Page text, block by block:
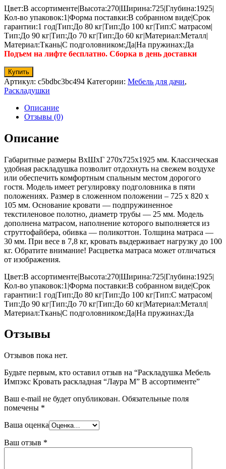
Цвет:В ассортименте|Высота:270|Ширина:725|Глубина:1925|
Кол-во упаковок:1|Форма поставки:В собранном виде|Срок
гарантии:1 год|Тип:До 80 кг|Тип:До 100 кг|Тип:С матрасом|
Тип:До 90 кг|Тип:До 70 кг|Тип:До 60 кг|Материал:Металл|
Материал:Ткань|С подголовником:Да|На пружинах:Да
Подъем на лифте бесплатно. Сборка в день доставки
Купить
Артикул: c5bdbc3bc494 Категории: Мебель для дачи,
Раскладушки
Описание
Отзывы (0)
Описание
Габаритные размеры ВхШхГ 270x725x1925 мм. Классическая
удобная раскладушка позволит отдохнуть на свежем воздухе
или обеспечить комфортным спальным местом дорогого
гостя. Модель имеет регулировку подголовника в пяти
положениях. Размер в сложенном положении – 725 x 820 x
105 мм. Основание кровати — подпружиненное
текстиленовое полотно, диаметр трубы — 25 мм. Модель
дополнена матрасом, наполнение которого выполняется из
струттофайбера, обивка — поликоттон. Толщина матраса —
30 мм. При весе в 7,8 кг, кровать выдерживает нагрузку до 100
кг. Обратите внимание! Расцветка матраса может отличаться
от изображения.
Цвет:В ассортименте|Высота:270|Ширина:725|Глубина:1925|
Кол-во упаковок:1|Форма поставки:В собранном виде|Срок
гарантии:1 год|Тип:До 80 кг|Тип:До 100 кг|Тип:С матрасом|
Тип:До 90 кг|Тип:До 70 кг|Тип:До 60 кг|Материал:Металл|
Материал:Ткань|С подголовником:Да|На пружинах:Да
Отзывы
Отзывов пока нет.
Будьте первым, кто оставил отзыв на “Раскладушка Мебель
Импэкс Кровать раскладная “Лаура М” В ассортименте”
Ваш e-mail не будет опубликован. Обязательные поля
помечены *
Ваша оценка
Ваш отзыв *